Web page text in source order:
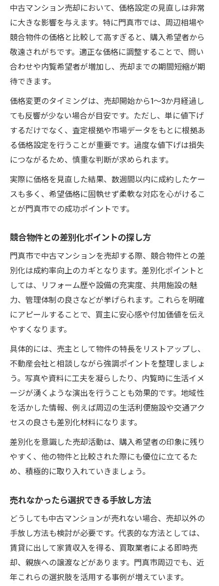
中古マンション売却において、価格設定の見直しは非常
に大きな影響を与えます。特に門真市では、周辺相場や
競合物件の価格と比較して高すぎると、購入希望者から
敬遠されがちです。適正な価格に調整することで、問い
合わせや内覧希望者が増加し、売却までの期間短縮が期
待できます。
価格変更のタイミングは、売却開始から1～3か月経過し
ても反響が少ない場合が目安です。ただし、単に値下げ
するだけでなく、査定根拠や市場データをもとに根拠あ
る価格設定を行うことが重要です。過度な値下げは損失
につながるため、慎重な判断が求められます。
実際に価格を見直した結果、数週間以内に成約したケー
スも多く、希望価格に固執せず柔軟な対応を心がけるこ
とが門真市での成功ポイントです。
競合物件との差別化ポイントの探し方
門真市で中古マンションを売却する際、競合物件との差
別化は成約率向上のカギとなります。差別化ポイントと
しては、リフォーム歴や設備の充実度、共用施設の魅
力、管理体制の良さなどが挙げられます。これらを明確
にアピールすることで、買主に安心感や付加価値を伝え
やすくなります。
具体的には、売主として物件の特長をリストアップし、
不動産会社と相談しながら強調ポイントを整理しましょ
う。写真や資料に工夫を凝らしたり、内覧時に生活イメ
ージが湧くような演出を行うことも効果的です。地域性
を活かした情報、例えば周辺の生活利便施設や交通アク
セスの良さも差別化材料になります。
差別化を意識した売却活動は、購入希望者の印象に残り
やすく、他の物件と比較された際にも優位に立てるた
め、積極的に取り入れていきましょう。
売れなかったら選択できる手放し方法
どうしても中古マンションが売れない場合、売却以外の
手放し方法も検討が必要です。代表的な方法としては、
賃貸に出して家賃収入を得る、買取業者による即時売
却、親族への譲渡などがあります。門真市周辺でも、近
年これらの選択肢を活用する事例が増えています。